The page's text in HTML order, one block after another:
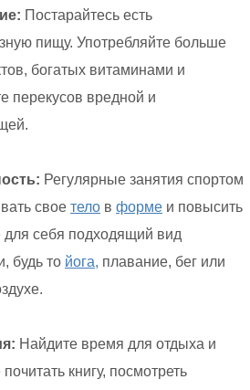
Постарайтесь есть
пищу. Употребляйте больше
богатых витаминами и
перекусов вредной и
Регулярные занятия спортом
свое тело в форме и повысить
себя подходящий вид
будь то йога, плавание, бег или
Найдите время для отдыха и
книгу, посмотреть